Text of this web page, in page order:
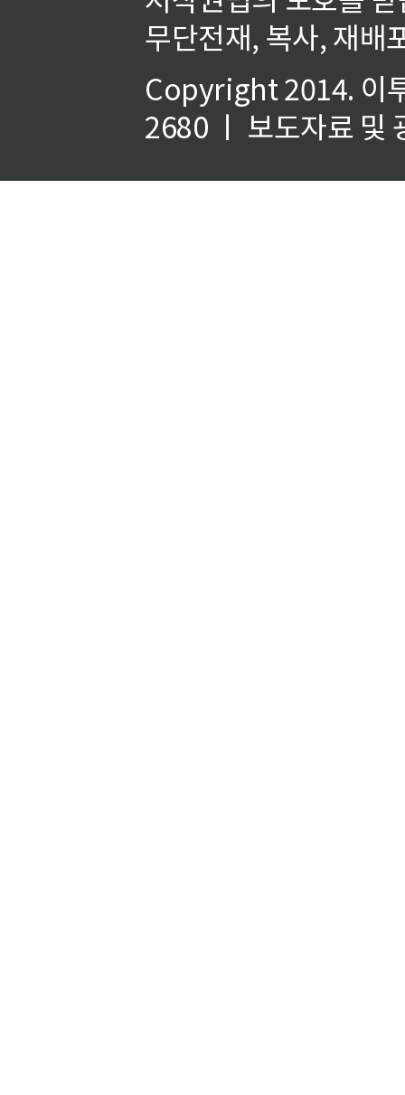
무단전재, 복사, 재배
Copyright 2014. 이
2680 ㅣ 보도자료